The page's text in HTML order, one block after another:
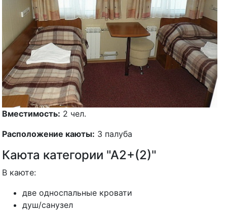
Вместимость: 2 чел.
Расположение каюты: 3 палуба
Каюта категории "А2+(2)"
В каюте:
две односпальные кровати
душ/санузел